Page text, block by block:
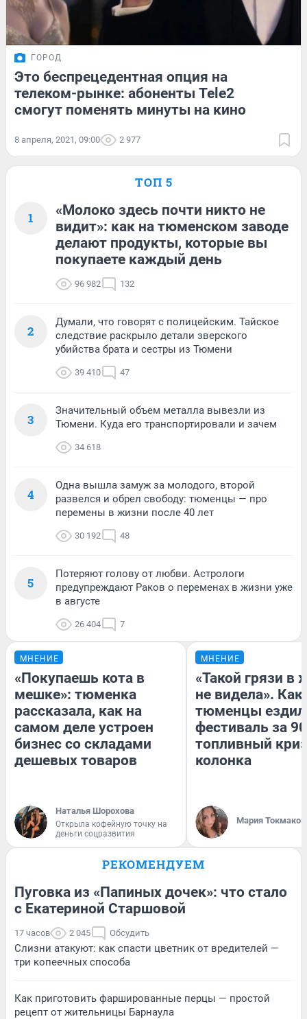
ГОРОД
Это беспрецедентная опция на
телеком-рынке: абоненты Tele2
смогут поменять минуты на кино
8 апреля, 2021, 09:00 2 977
ТОП 5
1
«Молоко здесь почти никто не
видит»: как на тюменском заводе
делают продукты, которые вы
покупаете каждый день
96 982 132
2
Думали, что говорят с полицейским. Тайское
следствие раскрыло детали зверского
убийства брата и сестры из Тюмени
39 410 47
3
Значительный объем металла вывезли из
Тюмени. Куда его транспортировали и зачем
34 618
4
Одна вышла замуж за молодого, второй
развелся и обрел свободу: тюменцы — про
перемены в жизни после 40 лет
30 192 48
5
Потеряют голову от любви. Астрологи
предупреждают Раков о переменах в жизни уже
в августе
26 404 7
МНЕНИЕ
«Покупаешь кота в
мешке»: тюменка
рассказала, как на
самом деле устроен
бизнес со складами
дешевых товаров
Наталья Шорохова
Открыла кофейную точку на
деньги соцразвития
МНЕНИЕ
«Такой грязи в
не видела». Как
тюменцы
фестиваль за
топливный
колонка
Мария
РЕКОМЕНДУЕМ
Пуговка из «Папиных дочек»: что стало
с Екатериной Старшовой
17 часов 2 045 Обсудить
Слизни атакуют: как спасти цветник от вредителей —
три копеечных способа
Как приготовить фаршированные перцы — простой
рецепт от жительницы Барнаула